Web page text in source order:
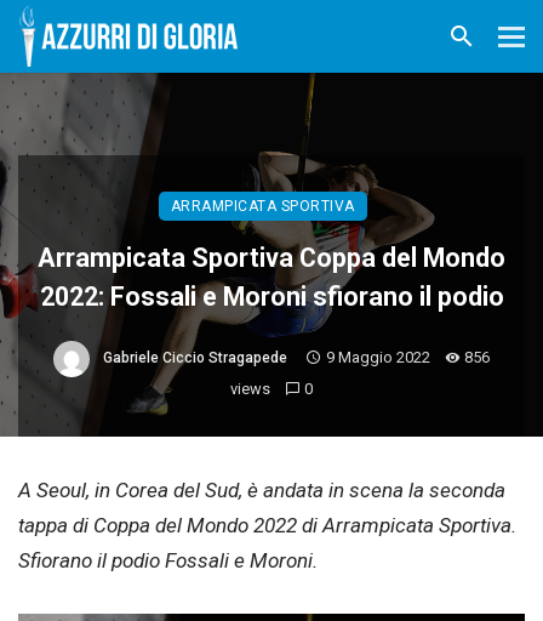
ARRAMPICATA SPORTIVA
Arrampicata Sportiva Coppa del Mondo
2022: Fossali e Moroni sfiorano il podio
Gabriele Ciccio Stragapede 9 Maggio 2022
856
views
0
A Seoul, in Corea del Sud, è andata in scena la seconda
tappa di Coppa del Mondo 2022 di Arrampicata Sportiva.
Sfiorano il podio Fossali e Moroni.